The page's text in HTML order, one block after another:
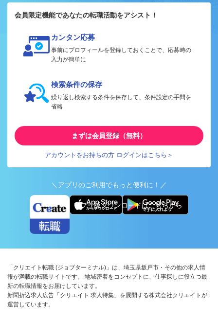
会員限定機能であなたの転職活動をアシスト！
カンタン応募
事前にプロフィールを登録しておくことで、応募時の
入力が簡単に
検索条件の保存
繰り返し検索する条件を保存して、条件設定の手間を
省略
まずは会員登録（無料）
アカウントをお持ちの方 ログインはこちら＞
＼アプリのご利用でもっと便利に！／
アプリ版ダウンロードはこちらから
「クリエイト転職 (ジョブターミナル)」は、埼玉県坂戸市・その他の求人情
報が満載の転職サイトです。 地域密着をコンセプトに、仕事探しに役立つ最
新の転職情報をお届けしています。
新聞折込求人広告「クリエイト 求人特集」を展開する株式会社クリエイトが
運営しています。